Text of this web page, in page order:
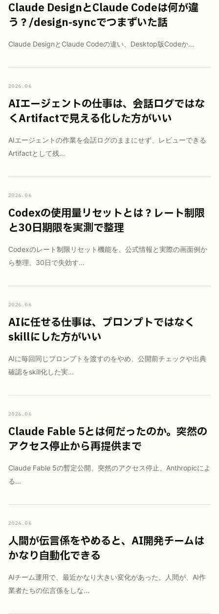
Claude DesignとClaude Codeは何が違
う？/design-syncでつまずいた話
Claude DesignとClaude Codeの違い、Desktop版Codeか...
2026.06
AIエージェントの仕事は、会話ログではな
くArtifactで見える化した方がいい
AIエージェントの作業を会話ログのままにせず、レビューできる
Artifactとして残...
2026.06
Codexの使用量リセットとは？レート制限
と30日期限を実測で整理
Codexのレート制限リセット機能を、公式情報と実際の画面例か
ら整理。30日で失効す...
2026.06
AIに任せる仕事は、プロンプトではなく
skillにした方がいい
AIに毎回同じプロンプトを渡すのをやめ、公開前チェックや出典
確認をskill化した実...
2026.06
Claude Fable 5とは何だったのか。突然の
アクセス停止から再提供まで
Claude Fable 5の暫定公開、突然のアクセス停止、Anthropicによ
る...
2026.06
人間が伝言係をやめると、AI開発チームは
かなり自動化できる
AIチーム運用で、最近かなり大きい変化があった。人間が、AI作
業者たちの伝言係をしな...